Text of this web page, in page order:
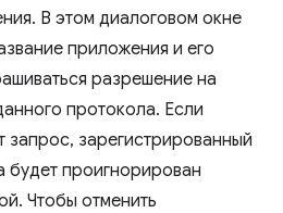
В этом диалоговом окне
приложения и его
разрешение на
протокола. Если
запрос, зарегистрированный
будет проигнорирован
Чтобы отменить